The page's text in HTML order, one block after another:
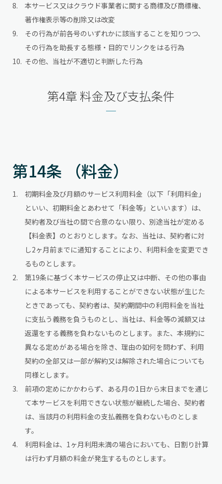
本サービス又はクラウド事業者に関する商標及び商標権、
著作権表示等の削除又は改変
その行為が前各号のいずれかに該当することを知りつつ、
その行為を助長する態様・目的でリンクをはる行為
その他、当社が不適切と判断した行為
第4章 料金及び支払条件
第14条 （料金）
初期料金及び月額のサービス利用料金（以下「利用料金」
といい、初期料金とあわせて「料金等」といいます）は、
契約者及び当社の間で合意のない限り、別途当社が定める
【料金表】のとおりとします。なお、当社は、契約者に対
し2ヶ月前までに通知することにより、利用料金を変更でき
るものとします。
第19条に基づく本サービスの停止又は中断、その他の事由
による本サービスを利用することができない状態が生じた
ときであっても、契約者は、契約期間中の利用料金を当社
に支払う義務を負うものとし、当社は、料金等の減額又は
返還をする義務を負わないものとします。また、本規約に
異なる定めがある場合を除き、理由の如何を問わず、利用
契約の全部又は一部が解約又は解除された場合についても
同様とします。
前項の定めにかかわらず、ある月の1日から末日までを通じ
て本サービスを利用できない状態が継続した場合、契約者
は、当該月の利用料金の支払義務を負わないものとしま
す。
利用料金は、1ヶ月利用未満の場合においても、日割り計算
は行わず月額の料金が発生するものとします。